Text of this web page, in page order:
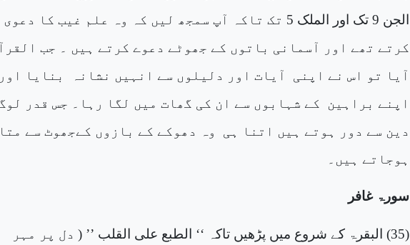
الجن
الملک
5 تک تاکہ آپ سمجھ لیں کہ وہ علم غیب کا دعوی
کرتے تھے اور آسمانی باتوں کے جھوٹے دعوے کرتے ہیں ۔ جب
آیا تو اس نے اپنی
آیات اور دلیلوں سے انہیں نشانہ
بنایا اور
اپنے براہین
کے شہابوں سے ان کی گھات میں لگا رہا۔ جس قدر
دین سے دور ہوتے ہیں اتنا ہی
وہ دھوکے کے بازوں کےجھوٹ سے
ہوجاتے ہیں۔
سورۃ غافر
(35) البقرۃ کے شروع میں پڑھیں تاکہ ‘‘ الطبع علی القلب ’’ ( دل پر مہر